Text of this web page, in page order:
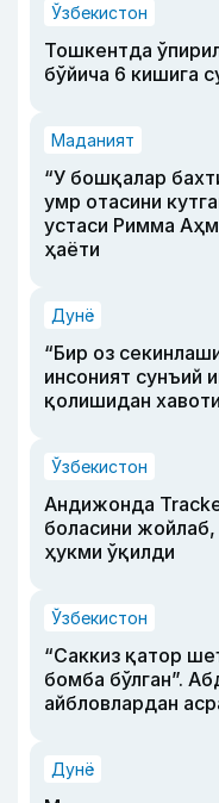
Ўзбекистон
Тошкентда
бўйича 6 кишига
Маданият
“У бошқалар
умр отасини
устаси Римма
ҳаёти
Дунё
“Бир оз
инсоният сунъий
қолишидан
Ўзбекистон
Андижонда
боласини
ҳукми ўқилди
Ўзбекистон
“Саккиз қатор
бомба бўлган”.
айбловлардан
Дунё